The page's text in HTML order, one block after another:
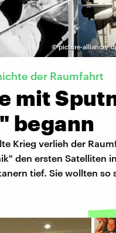
©picture-alliance/
der Raumfahrt
mit
begann
Krieg verlieh der
den ersten Satelliten
tief. Sie wollten